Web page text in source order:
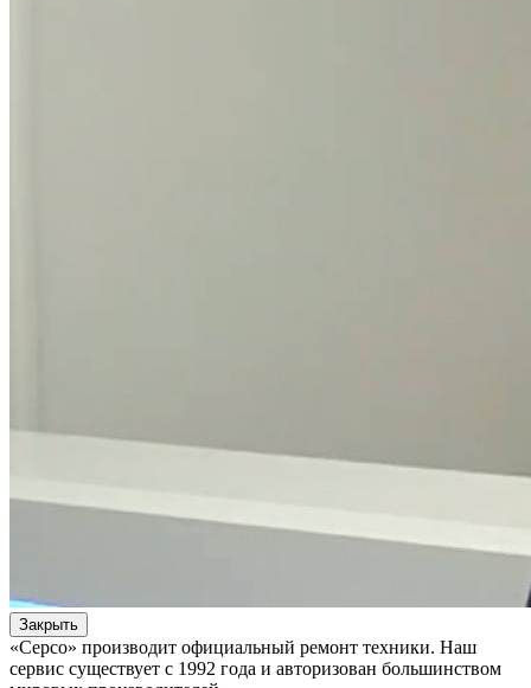
Закрыть
«Серсо» производит официальный ремонт техники. Наш
сервис существует с 1992 года и авторизован большинством